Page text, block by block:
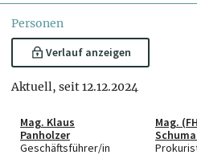
Personen
Verlauf anzeigen
Aktuell, seit 12.12.2024
Mag. Klaus
Panholzer
Geschäftsführer/in
Mag.